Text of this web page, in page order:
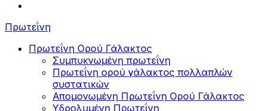
Πρωτεΐνη
Πρωτεΐνη Ορού Γάλακτος
Συμπυκνωμένη πρωτεΐνη
Πρωτεΐνη ορού γάλακτος πολλαπλών
συστατικών
Απομονωμένη Πρωτεΐνη Ορού Γάλακτος
Υδρολυμένη Πρωτεΐνη